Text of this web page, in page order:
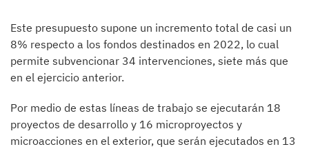
Este presupuesto supone un incremento total de casi un
8% respecto a los fondos destinados en 2022, lo cual
permite subvencionar 34 intervenciones, siete más que
en el ejercicio anterior.
Por medio de estas líneas de trabajo se ejecutarán 18
proyectos de desarrollo y 16 microproyectos y
microacciones en el exterior, que serán ejecutados en 13